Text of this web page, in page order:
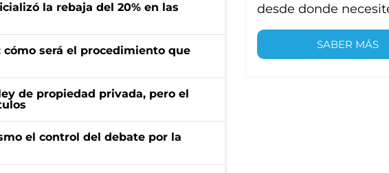
la rebaja del 20% en las
será el procedimiento que
de propiedad privada, pero el
el control del debate por la
desde donde
SABER MÁS